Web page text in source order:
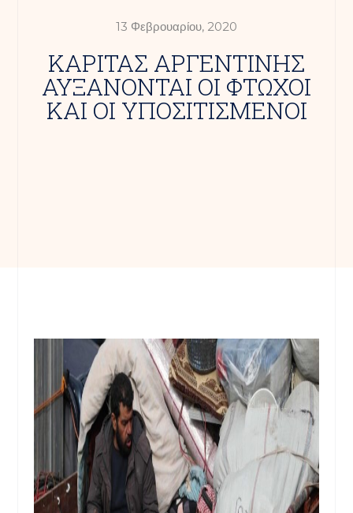
13 Φεβρουαρίου, 2020
ΚΑΡΙΤΑΣ ΑΡΓΕΝΤΙΝΗΣ
ΑΥΞΑΝΟΝΤΑΙ ΟΙ ΦΤΩΧΟΙ
ΚΑΙ ΟΙ ΥΠΟΣΙΤΙΣΜΕΝΟΙ